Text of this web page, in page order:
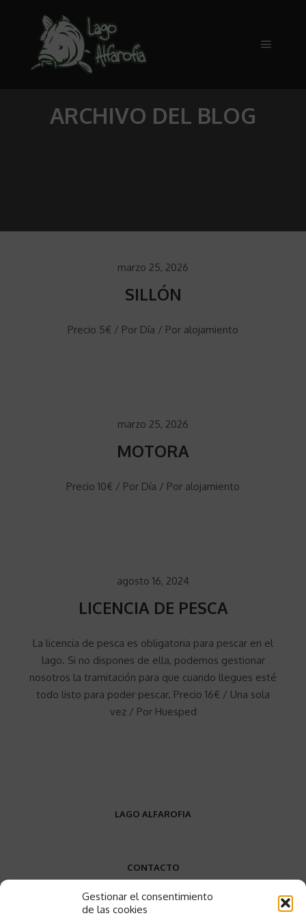
Gestionar el consentimiento
de las cookies
ARCHIVO DEL BLOG
marzo 25, 2026
SILLÓN
Precio 5€ / Por Día / Por alojamiento
marzo 25, 2026
MOTORA
Precio 10€ / Por Día / Por alojamiento
agosto 16, 2024
LICENCIA DE PESCA
La licencia de pesca es obligatoria para pescar en el
lago. Si no dispones de ella, podemos gestionar
nosotros la tramitación para que cuando llegues esté
todo listo para poder pescar. Precio 16€ / Una sola
vez / Por Huesped
LAGO ALFAROFIA
CONTACTO
VW9W+P9
Elvas, Portugal